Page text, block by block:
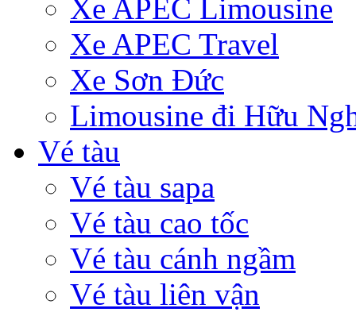
Xe APEC Limousine
Xe APEC Travel
Xe Sơn Đức
Limousine đi Hữu
Vé tàu
Vé tàu sapa
Vé tàu cao tốc
Vé tàu cánh ngầm
Vé tàu liên vận